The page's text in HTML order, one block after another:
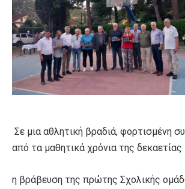
Σε μια αθλητική βραδιά, φορτισμένη
από τα μαθητικά χρόνια της δεκαετίας
η βράβευση της πρώτης Σχολικής